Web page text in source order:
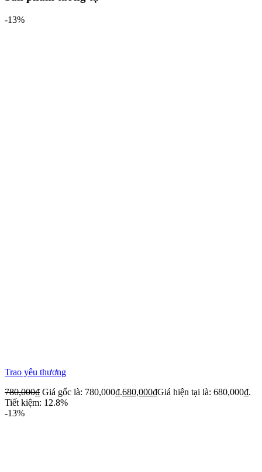
-13%
Trao yêu thương
780,000₫ Giá gốc là: 780,000₫.680,000₫Giá hiện tại là: 680,000₫.
Tiết kiệm: 12.8%
-13%